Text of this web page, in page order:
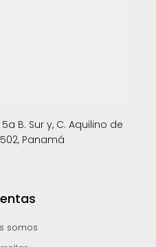
B. Sur y, C. Aquilino de
Panamá
somos